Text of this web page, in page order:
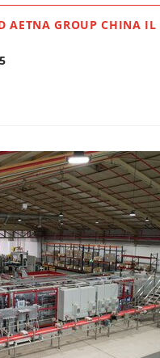
AETNA GROUP CHINA